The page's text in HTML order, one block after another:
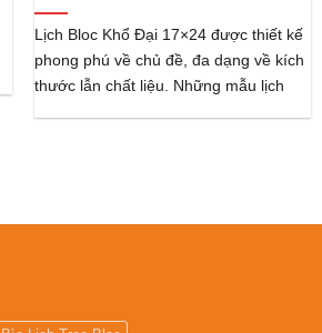
Lịch Bloc Khổ Đại 17×24 được thiết kế
phong phú về chủ đề, đa dạng về kích
thước lẫn chất liệu. Những mẫu lịch